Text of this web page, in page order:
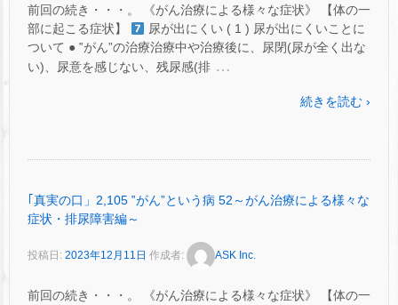
前回の続き・・・。 《がん治療による様々な症状》 【体の一
部に起こる症状】
尿が出にくい ( 1 ) 尿が出にくいことに
ついて ● ‟がん”の治療治療中や治療後に、尿閉(尿が全く出な
い)、尿意を感じない、残尿感(排 …
続きを読む ›
｢真実の口」2,105 ‟がん”という病 52～がん治療による様々な
症状・排尿障害編～
投稿日: 2023年12月11日 作成者: ASK Inc.
前回の続き・・・。 《がん治療による様々な症状》 【体の一